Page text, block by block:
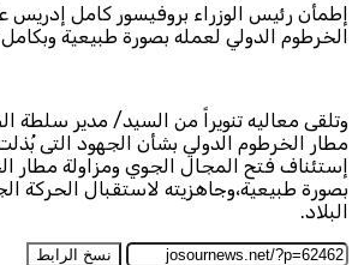
إطمأن رئيس الوزراء بروفيسور كامل إدريس
الخرطوم الدولي لعمله بصورة طبيعية وبكامل
وتلقى معاليه تنويراً من السيد/ مدير سلطة
مطار الخرطوم الدولي بشأن الجهود التى
إستئناف فتح المجال الجوي ومزاولة مطار
بصورة طبيعية،وجاهزيته لاستقبال الحركة
البلاد.
نسخ الرابط